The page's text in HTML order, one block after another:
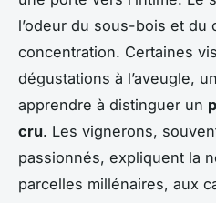
l’odeur du sous-bois et du
concentration. Certaines
dégustations à l’aveugle,
apprendre à distinguer un
cru. Les vignerons,
passionnés, expliquent la
parcelles millénaires, aux